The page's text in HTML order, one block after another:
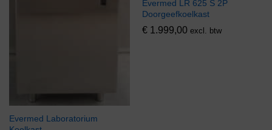
Evermed Laboratorium
Evermed LR 625 S 2P
Doorgeefkoelkast
€ 1.999,00 excl. btw